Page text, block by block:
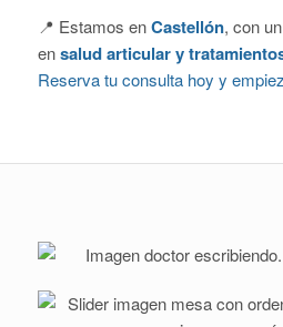
📍 Estamos enCastellón, con
ensalud articular y
Reserva tu consulta hoy y